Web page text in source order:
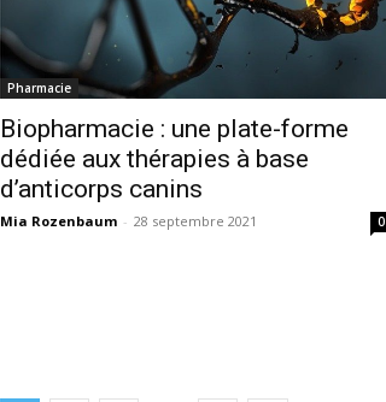
Pharmacie
Biopharmacie : une plate-forme
dédiée aux thérapies à base
d’anticorps canins
Mia Rozenbaum - 28 septembre 2021 0